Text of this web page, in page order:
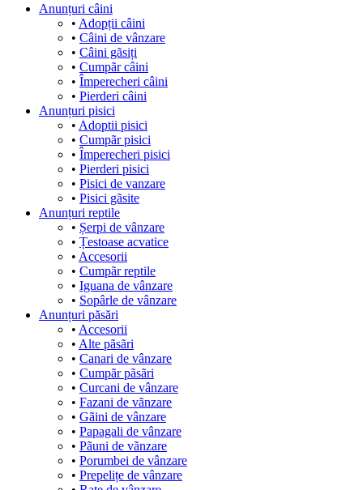
Anunțuri câini
• Adopții câini
• Câini de vânzare
• Câini gãsiți
• Cumpãr câini
• Împerecheri câini
• Pierderi câini
Anunțuri pisici
• Adoptii pisici
• Cumpãr pisici
• Împerecheri pisici
• Pierderi pisici
• Pisici de vanzare
• Pisici gãsite
Anunțuri reptile
• Șerpi de vânzare
• Țestoase acvatice
• Accesorii
• Cumpãr reptile
• Iguana de vânzare
• Sopârle de vânzare
Anunțuri păsări
• Accesorii
• Alte pãsãri
• Canari de vânzare
• Cumpãr pãsãri
• Curcani de vânzare
• Fazani de vãnzare
• Gãini de vânzare
• Papagali de vânzare
• Pãuni de vãnzare
• Porumbei de vânzare
• Prepelițe de vânzare